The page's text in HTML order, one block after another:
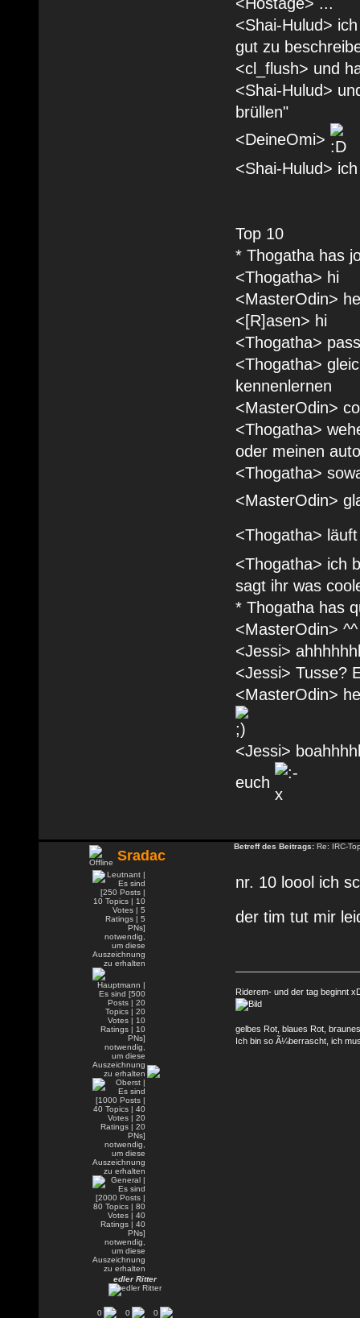
<Shai-Hulud>
gut zu
<cl_flush> und
<Shai-Hulud>
brüllen"
<DeineOmi>
<Shai-Hulud>
Top 10
* Thogatha has
<Thogatha> hi
<MasterOdin>
<[R]asen> hi
<Thogatha>
<Thogatha>
kennenlernen
<MasterOdin>
<Thogatha>
oder meinen
<Thogatha>
<MasterOdin>
<Thogatha>
<Thogatha> ich
sagt ihr was
* Thogatha has
<MasterOdin> ^^
<Jessi>
<Jessi> Tusse?
<MasterOdin>
<Jessi>
euch
Sradac
edler Ritter
0 0 0
Betreff des Beitrags: Re: IRC-
nr. 10 loool ich
der tim tut mir
Riderem- und der tag beginnt
gelbes Rot, blaues Rot,
Ich bin so Ã¼berrascht, ich